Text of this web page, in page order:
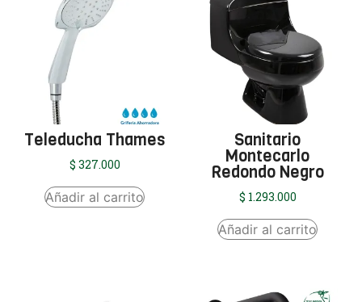
Teleducha Thames
$ 327.000
Añadir al carrito
Sanitario
Montecarlo
Redondo Negro
$ 1.293.000
Añadir al carrito